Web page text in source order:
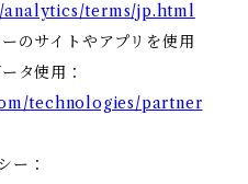
terms/jp.html
のサイトやアプリを使用
タ使用：
technologies/partner
ー：